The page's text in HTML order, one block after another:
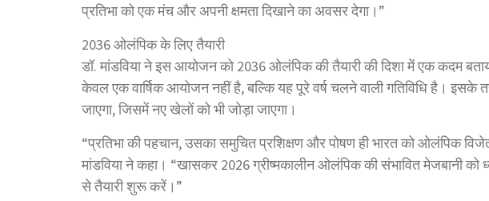
प्रतिभा को एक मंच और अपनी क्षमता दिखाने का अवसर देगा।”
2036 ओलंपिक के लिए तैयारी
डॉ. मांडविया ने इस आयोजन को 2036 ओलंपिक की तैयारी की दिशा में एक कदम
केवल एक वार्षिक आयोजन नहीं है, बल्कि यह पूरे वर्ष चलने वाली गतिविधि है।
जाएगा, जिसमें नए खेलों को भी जोड़ा जाएगा।
“प्रतिभा की पहचान, उसका समुचित प्रशिक्षण और पोषण ही भारत को ओलंपिक
मांडविया ने कहा। “खासकर 2026 ग्रीष्मकालीन ओलंपिक की संभावित मेजबानी
से तैयारी शुरू करें।”